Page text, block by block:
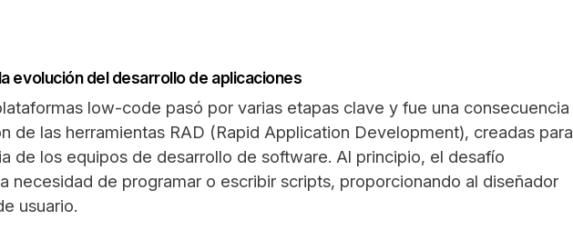
evolución del desarrollo de aplicaciones
low-code pasó por varias etapas clave y fue una consecuencia
de las herramientas RAD (Rapid Application Development), creadas para
de los equipos de desarrollo de software. Al principio, el desafío
necesidad de programar o escribir scripts, proporcionando al diseñador
usuario.